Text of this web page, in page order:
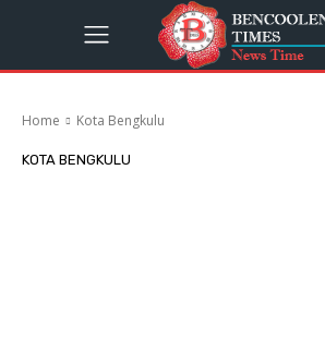
Home Kota Bengkulu
KOTA BENGKULU